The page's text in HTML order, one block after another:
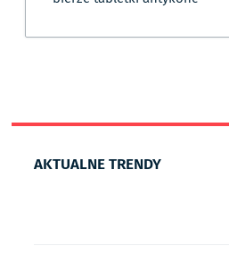
AKTUALNE TRENDY